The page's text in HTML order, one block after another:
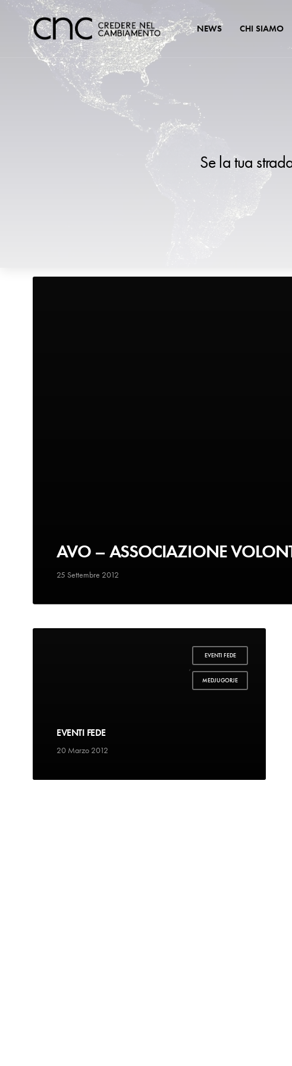
NEWS CHI SIAMO
Se la tua
AVO – ASSOCIAZIONE
25 Settembre 2012
EVENTI FEDE
,
MEDJUGORJE
EVENTI FEDE
20 Marzo 2012